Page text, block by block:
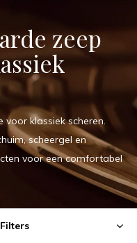
zeep
voor klassiek scheren.
scheergel en
voor een comfortabel
Filters